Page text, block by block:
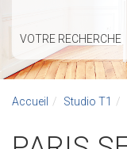
VOTRE RECHERCHE
Accueil Studio T1